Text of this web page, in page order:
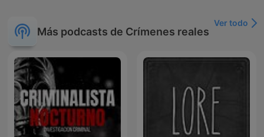
Más podcasts de Crímenes reales
Ver todo